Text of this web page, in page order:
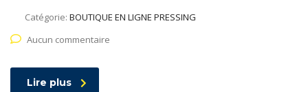
Catégorie: BOUTIQUE EN LIGNE PRESSING
Aucun commentaire
Lire plus